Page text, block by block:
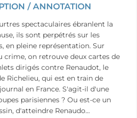
/ ANNOTATION
spectaculaires ébranlent la
ils sont perpétrés sur les
en pleine représentation. Sur
crime, on retrouve deux cartes de
dirigés contre Renaudot, le
Richelieu, qui est en train de
en France. S'agit-il d'une
parisiennes ? Ou est-ce un
d'atteindre Renaudo...